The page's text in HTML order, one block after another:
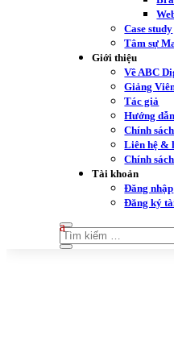
Case study
Tâm sự
Giới thiệu
Về ABC
Giảng
Tác giả
Hướng
Chính
Liên hệ &
Chính
Tài khoản
Đăng nhập
Đăng ký